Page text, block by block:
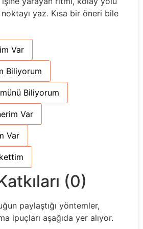
yaz. Kısa bir öneri bile
Var
Biliyorum
Biliyorum
Var
Var
(0)
paylaştığı yöntemler,
ipuçları aşağıda yer alıyor.